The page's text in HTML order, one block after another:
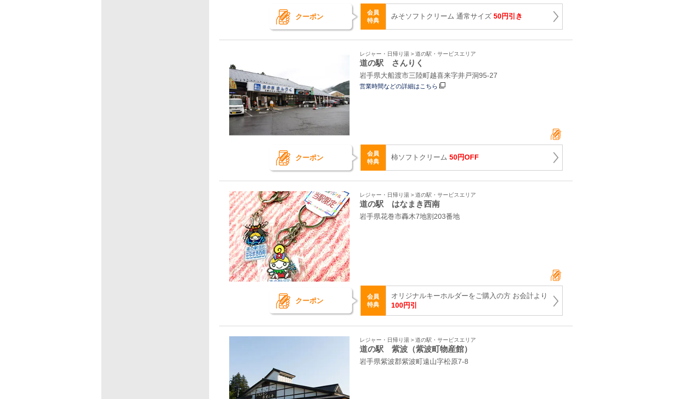
クーポン
会員
特典
みそソフトクリーム 通常サイズ 50円引き
レジャー・日帰り湯 > 道の駅・サービスエリア
道の駅 さんりく
岩手県大船渡市三陸町越喜来字井戸洞95-27
営業時間などの詳細はこちら
クーポン
会員
特典
柿ソフトクリーム 50円OFF
レジャー・日帰り湯 > 道の駅・サービスエリア
道の駅 はなまき西南
岩手県花巻市轟木7地割203番地
クーポン
会員
特典
オリジナルキーホルダーをご購入の方 お会計より
100円引
レジャー・日帰り湯 > 道の駅・サービスエリア
道の駅 紫波（紫波町物産館）
岩手県紫波郡紫波町遠山字松原7-8